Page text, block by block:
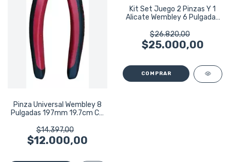
Pinza Universal Wembley 8
Pulgadas 197mm 19.7cm Cr-
$14.397,00
$12.000,00
Kit Set Juego 2 Pinzas Y 1
Alicate Wembley 6 Pulgadas
$26.820,00
$25.000,00